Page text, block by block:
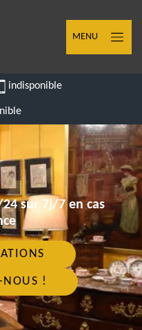
MENU
indisponible
sur 7j/7 en cas
NOUS !